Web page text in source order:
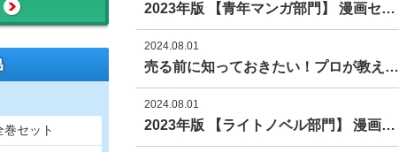
2023年版 【青年マンガ部門】 漫画セ…
2024.08.01
売る前に知っておきたい！プロが教え…
2024.08.01
2023年版 【ライトノベル部門】 漫画…
巻セット